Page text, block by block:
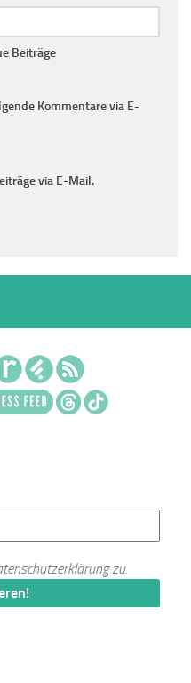
Beiträge
Kommentare via E-
via E-Mail.
zu.